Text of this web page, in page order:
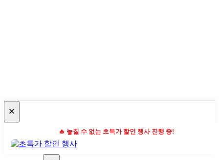
🔥 놓칠 수 없는 초특가 할인 행사 진행 중!